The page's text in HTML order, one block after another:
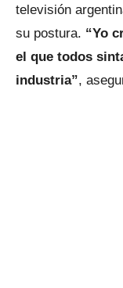
televisión
su postura. “Yo
el que todos
industria”,